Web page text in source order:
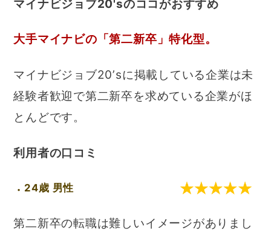
マイナビジョブ20'sのココがおすすめ
大手マイナビの「第二新卒」特化型。
マイナビジョブ20’sに掲載している企業は未
経験者歓迎で第二新卒を求めている企業がほ
とんどです。
利用者の口コミ
24歳 男性
第二新卒の転職は難しいイメージがありまし